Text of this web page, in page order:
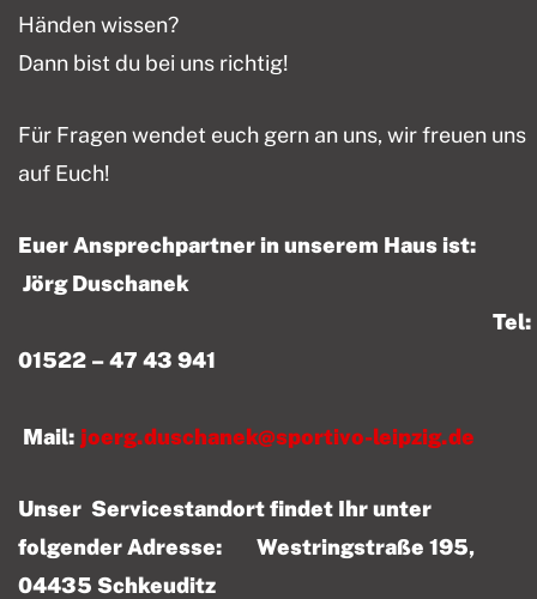
Händen wissen?
Dann bist du bei uns richtig!
Für Fragen wendet euch gern an uns, wir freuen uns
auf Euch!
Euer Ansprechpartner in unserem Haus ist:
Jörg Duschanek
Tel:
01522 – 47 43 941
Mail: joerg.duschanek@sportivo-leipzig.de
Unser Servicestandort findet Ihr unter
folgender Adresse: Westringstraße 195,
04435 Schkeuditz